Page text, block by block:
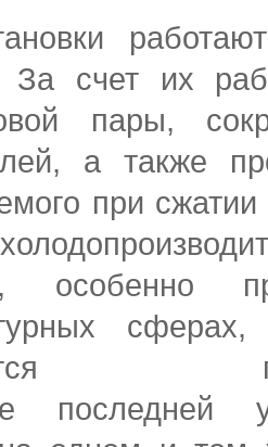
За счет их
пары,
а также
при
последней